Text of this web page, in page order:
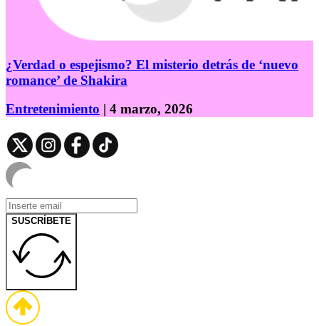
¿Verdad o espejismo? El misterio detrás de ‘nuevo
romance’ de Shakira
Entretenimiento | 4 marzo, 2026
SUSCRÍBETE